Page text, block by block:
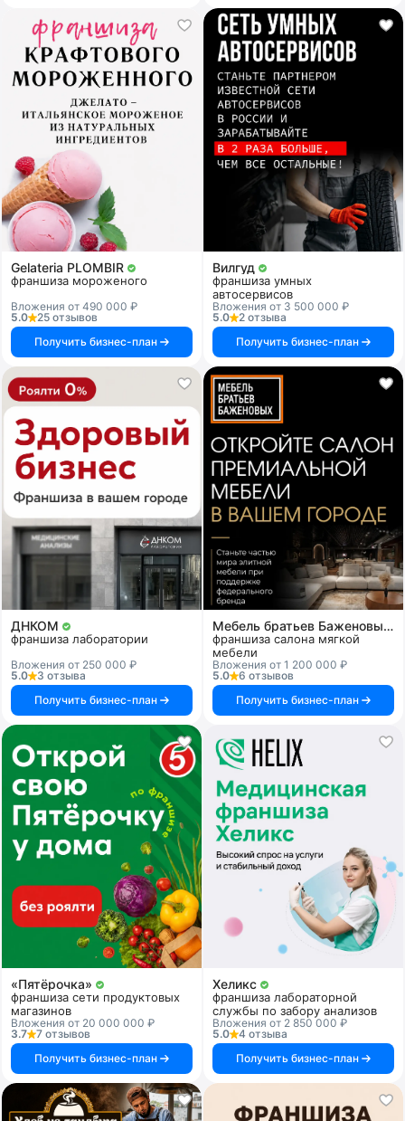
Gelateria PLOMBIR
франшиза мороженого
Вложения от 490 000 ₽
5.0
25 отзывов
Получить бизнес-план
Вилгуд
франшиза умных
автосервисов
Вложения от 3 500 000 ₽
5.0
2 отзыва
Получить бизнес-план
ДНКОМ
франшиза лаборатории
Вложения от 250 000 ₽
5.0
3 отзыва
Получить бизнес-план
Мебель братьев Баженовых
франшиза салона мягкой
мебели
Вложения от 1 200 000 ₽
5.0
6 отзывов
Получить бизнес-план
«Пятёрочка»
франшиза сети продуктовых
магазинов
Вложения от 20 000 000 ₽
3.7
7 отзывов
Получить бизнес-план
Хеликс
франшиза лабораторной
службы по забору анализов
Вложения от 2 850 000 ₽
5.0
4 отзыва
Получить бизнес-план